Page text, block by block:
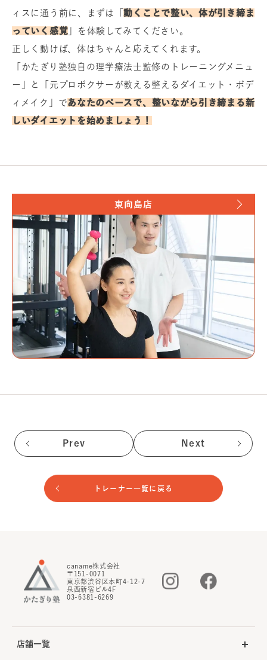
ィスに通う前に、まずは「動くことで整い、体が引き締ま
っていく感覚 」を体験してみてください。
正しく動けば、体はちゃんと応えてくれます。
「かたぎり塾独自の理学療法士監修のトレーニングメニュ
ー」と「元プロボクサーが教える整えるダイエット・ボデ
ィメイク」であなたのペースで、整いながら引き締まる新
しいダイエットを始めましょう！
東向島店
Prev Next
トレーナー一覧に戻る
caname株式会社
〒151-0071
東京都渋谷区本町4-12-7
泉西新宿ビル4F
03-6381-6269
店舗一覧